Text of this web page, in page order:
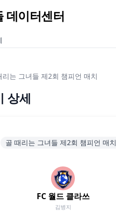
데이터센터
리는 그녀들 제2회 챔피언 매치
상세
골 때리는 그녀들 제2회 챔피언 매치
FC 월드 클라쓰
김병지